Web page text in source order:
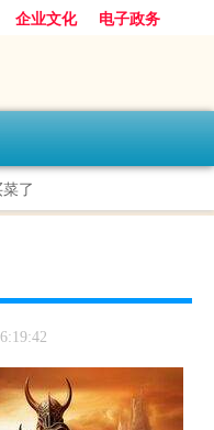
企业文化
电子政务
了